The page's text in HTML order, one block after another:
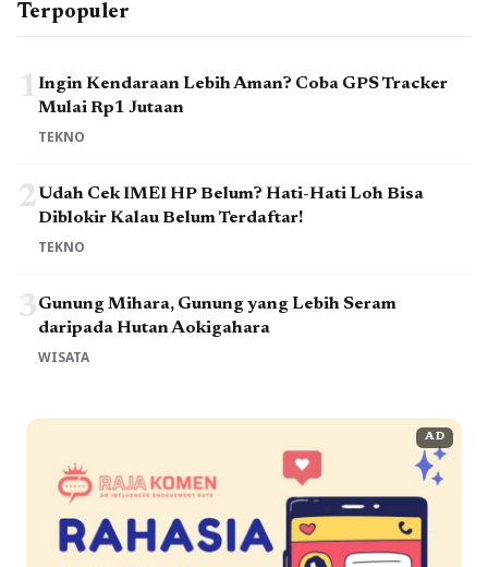
Terpopuler
1Ingin Kendaraan Lebih Aman? Coba GPS Tracker
Mulai Rp1 Jutaan
TEKNO
2Udah Cek IMEI HP Belum? Hati-Hati Loh Bisa
Diblokir Kalau Belum Terdaftar!
TEKNO
3Gunung Mihara, Gunung yang Lebih Seram
daripada Hutan Aokigahara
WISATA
AD